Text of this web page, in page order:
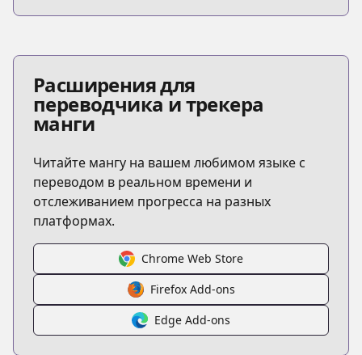
Расширения для
переводчика и трекера
манги
Читайте мангу на вашем любимом языке с
переводом в реальном времени и
отслеживанием прогресса на разных
платформах.
Chrome Web Store
Firefox Add-ons
Edge Add-ons